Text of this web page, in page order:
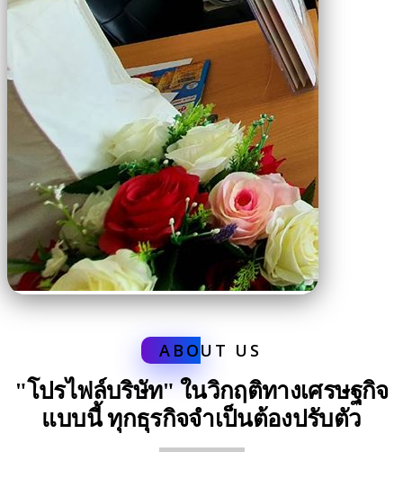
ABOUT US
"โปรไฟล์บริษัท" ในวิกฤติทางเศรษฐกิจ
แบบนี้ ทุกธุรกิจจำเป็นต้องปรับตัว